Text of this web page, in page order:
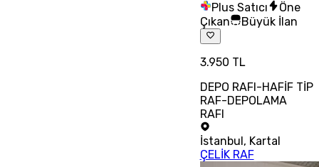
Plus Satıcı
Öne
Çıkan
Büyük İlan
3.950 TL
DEPO RAFI-HAFİF TİP
RAF-DEPOLAMA
RAFI
İstanbul , Kartal
ÇELİK RAF